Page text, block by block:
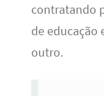
contratando
de educação
outro.